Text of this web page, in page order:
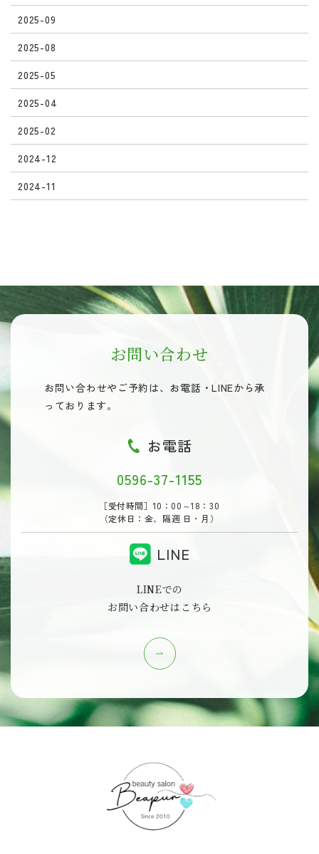
2025-09
2025-08
2025-05
2025-04
2025-02
2024-12
2024-11
お問い合わせ
お問い合わせやご予約は、 お電話・LINEから承
っております。
お電話
0596-37-1155
［受付時間］10：00～18：30
（定休日：金、隔週 日・月）
LINE
LINEでの
お問い合わせはこちら